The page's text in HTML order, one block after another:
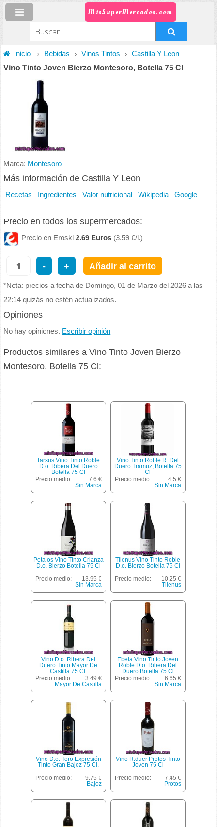
MisSuperMercados.com
Inicio Bebidas Vinos Tintos Castilla Y Leon
Vino Tinto Joven Bierzo Montesoro, Botella 75 Cl
Marca: Montesoro
Más información de Castilla Y Leon
Recetas Ingredientes Valor nutricional Wikipedia Google
Precio en todos los supermercados:
Precio en Eroski2.69 Euros (3.59 €/l.)
- + Añadir al carrito
*Nota: precios a fecha de Domingo, 01 de Marzo del 2026 a las
22:14 quizás no estén actualizados.
Opiniones
No hay opiniones. Escribir opinión
Productos similares a Vino Tinto Joven Bierzo
Montesoro, Botella 75 Cl:
Tarsus Vino Tinto Roble
D.o. Ribera Del Duero
Botella 75 Cl
Precio medio:
7.6 €
Sin Marca
Vino Tinto Roble R. Del
Duero Tramuz, Botella 75
Cl
Precio medio:
4.5 €
Sin Marca
Petalos Vino Tinto Crianza
D.o. Bierzo Botella 75 Cl
Precio medio:
13.95 €
Sin Marca
Tilenus Vino Tinto Roble
D.o. Bierzo Botella 75 Cl
Precio medio:
10.25 €
Tilenus
Vino D.o. Ribera Del
Duero Tinto Mayor De
Castilla 75 Cl.
Precio medio:
3.49 €
Mayor De Castilla
Ebeia Vino Tinto Joven
Roble D.o. Ribera Del
Duero Botella 75 Cl
Precio medio:
6.65 €
Sin Marca
Vino D.o. Toro Expresión
Tinto Gran Bajoz 75 Cl.
Precio medio:
9.75 €
Bajoz
Vino R.duer Protos Tinto
Joven 75 Cl
Precio medio:
7.45 €
Protos